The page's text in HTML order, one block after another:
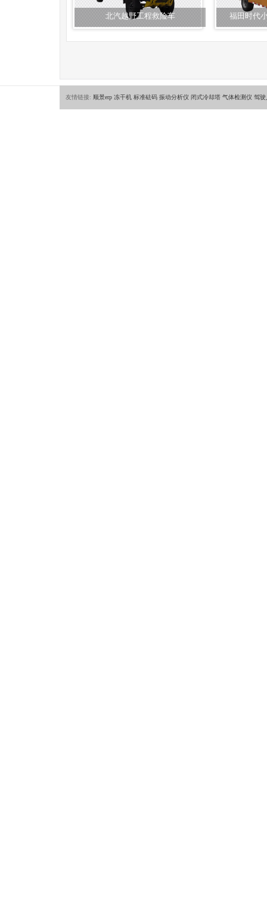
北汽越野工程救险车 福田时代
友情链接: 顺景erp 冻干机 标准砝码 振动分析仪 闭式冷却塔 气体检测仪 驾驶